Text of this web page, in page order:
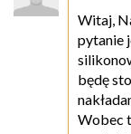
Witaj,
pytanie
będę
Wobec